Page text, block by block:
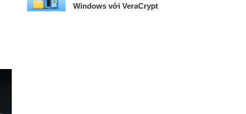
Windows với VeraCrypt